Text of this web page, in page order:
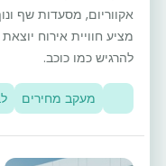
אקווריום, מסעדות שף
מציע חוויית אירוח
להרגיש כמו כוכב.
מעקב מחירים